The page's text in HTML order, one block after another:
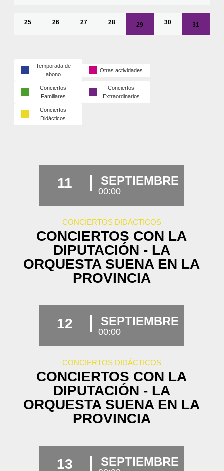
25 26 27 28 29 30 31
Temporada de
abono
Otras actividades
Conciertos
Familiares
Conciertos
Extraordinarios
Conciertos
Didácticos
11 SEPTIEMBRE
00:00
CONCIERTOS DIDÁCTICOS
CONCIERTOS CON LA
DIPUTACIÓN - LA
ORQUESTA SUENA EN LA
PROVINCIA
12 SEPTIEMBRE
00:00
CONCIERTOS DIDÁCTICOS
CONCIERTOS CON LA
DIPUTACIÓN - LA
ORQUESTA SUENA EN LA
PROVINCIA
13 SEPTIEMBRE